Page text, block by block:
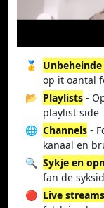
🥇
op it oantal
📂 Playlists -
playlist side
🌐 Channels -
kanaal en
🔍 Sykje en
fan de
🔴 Live streams